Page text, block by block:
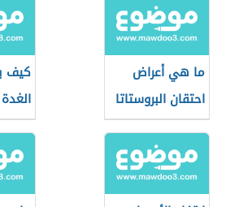
ما هي أعراض
احتقان البروستاتا
كيف